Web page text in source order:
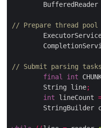
BufferedReader
// Prepare thread
// Submit parsing
final
int
        String line
;
int lineCount
StringBuilder